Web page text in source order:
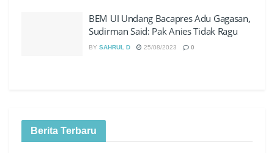
BEM UI Undang Bacapres Adu Gagasan,
Sudirman Said: Pak Anies Tidak Ragu
BY SAHRUL D 25/08/2023 0
Berita Terbaru